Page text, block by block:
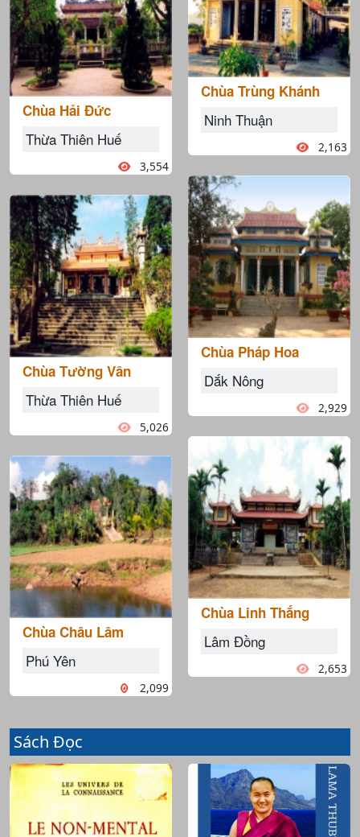
Chùa Hải Đức
Thừa Thiên Huế
3,554
Chùa Tường Vân
Thừa Thiên Huế
5,026
Chùa Châu Lâm
Phú Yên
2,099
Chùa Trùng Khánh
Ninh Thuận
2,163
Chùa Pháp Hoa
Dắk Nông
2,929
Chùa Linh Thắng
Lâm Đồng
2,653
Sách Đọc